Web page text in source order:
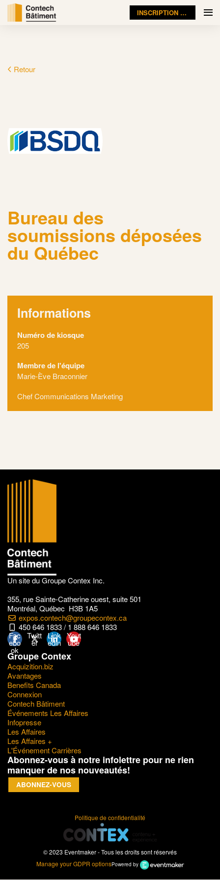
INSCRIPTION VISITEUR
Retour
Bureau des
soumissions déposées
du Québec
Informations
Numéro de kiosque
205
Membre de l'équipe
Marie-Ève Braconnier
Chef Communications Marketing
Un site du Groupe Contex Inc.
355, rue Sainte-Catherine ouest, suite 501
Montréal, Québec H3B 1A5
expos.contech@groupecontex.ca
450 646 1833 / 1 888 646 1833
Fac
ebo
ok
Twitt
er
Link
edin
Yout
ube
Groupe Contex
Acquizition.biz
Avantages
Benefits Canada
Connexion
Contech Bâtiment
Événements Les Affaires
Infopresse
Les Affaires
Les Affaires +
L'Événement Carrières
Abonnez-vous à notre infolettre pour ne rien
manquer de nos nouveautés!
ABONNEZ-VOUS
Politique de confidentialité
© 2023 Eventmaker - Tous les droits sont réservés
Manage your GDPR optionsPowered by